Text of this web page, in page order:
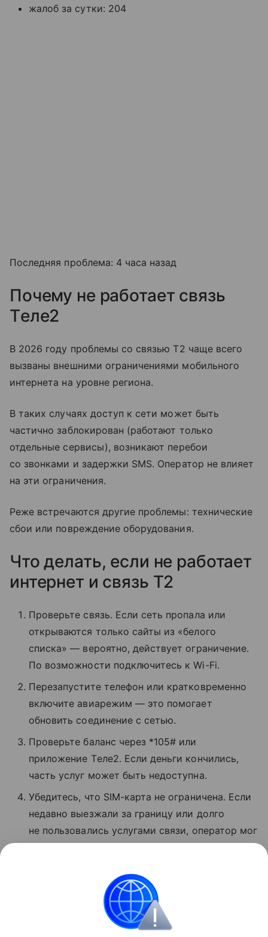
жалоб за сутки: 204
Последняя проблема: 4 часа назад
Почему не работает связь
Tеле2
В 2026 году проблемы со связью T2 чаще всего
вызваны внешними ограничениями мобильного
интернета на уровне региона.
В таких случаях доступ к сети может быть
частично заблокирован (работают только
отдельные сервисы), возникают перебои
со звонками и задержки SMS. Оператор не влияет
на эти ограничения.
Реже встречаются другие проблемы: технические
сбои или повреждение оборудования.
Что делать, если не работает
интернет и связь T2
Проверьте связь. Если сеть пропала или
открываются только сайты из «белого
списка» — вероятно, действует ограничение.
По возможности подключитесь к Wi-Fi.
Перезапустите телефон или кратковременно
включите авиарежим — это помогает
обновить соединение с сетью.
Проверьте баланс через *105# или
приложение Tеле2. Если деньги кончились,
часть услуг может быть недоступна.
Убедитесь, что SIM-карта не ограничена. Если
недавно выезжали за границу или долго
не пользовались услугами связи, оператор мог
временно заблокировать звонки и интернет.
в поддержку по номеру 611 с мобильного T2.